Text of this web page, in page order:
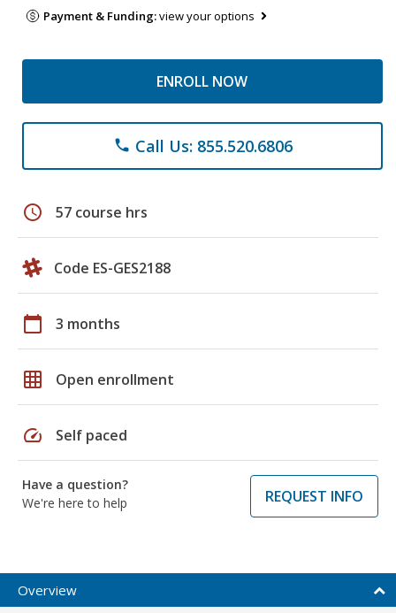
Payment & Funding:view your options
ENROLL NOW
phone Call Us: 855.520.6806
schedule 57 course hrs
Code ES-GES2188
calendar_today 3 months
grid_on Open enrollment
speed Self paced
Have a question?
We're here to help
REQUEST INFO
Overview